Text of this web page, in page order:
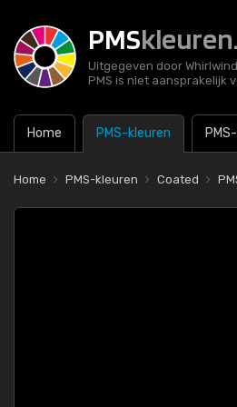
PMS
Uitgegeven door
PMS is niet aansprakelijk
Home PMS-kleuren
Home PMS-kleuren Coated